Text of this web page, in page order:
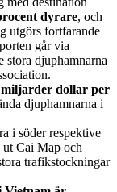
dyrare, och
utgörs fortfarande
går via
stora djuphamnarna
dollar per
djuphamnarna i
i söder respektive
ut Cai Map och
trafikstockningar